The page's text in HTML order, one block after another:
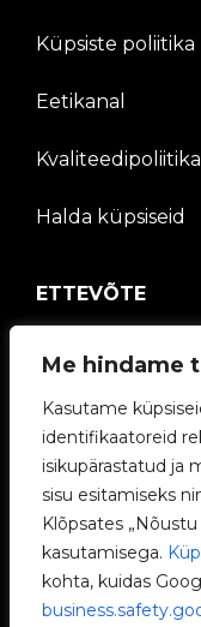
Me hindame
Kasutame
identifikaatoreid
isikupärastatud ja
sisu esitamiseks
Klõpsates
kasutamisega.
kohta, kuidas
Küpsiste poliitika
Eetikanal
Kvaliteedipoliitika
Halda küpsiseid
ETTEVÕTE
V2C kogukond
Töötage meiega
e-Laadijad
V2C Power
V2C Cloud